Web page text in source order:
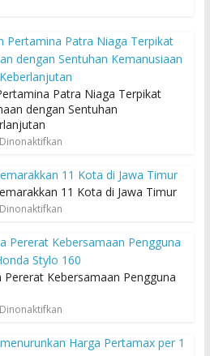
Patra Niaga Terpikat
dengan Sentuhan
11 Kota di Jawa Timur
Kebersamaan Pengguna